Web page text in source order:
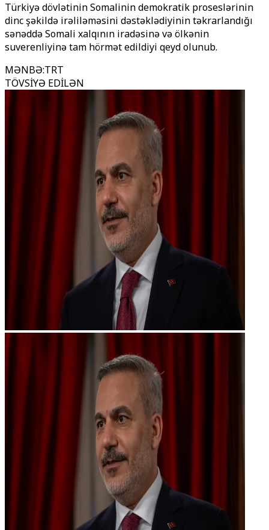
Türkiyə dövlətinin Somalinin demokratik proseslərinin
dinc şəkildə irəliləməsini dəstəklədiyinin təkrarlandığı
sənəddə Somali xalqının iradəsinə və ölkənin
suverenliyinə tam hörmət edildiyi qeyd olunub.
MƏNBƏ:TRT
TÖVSİYƏ EDİLƏN